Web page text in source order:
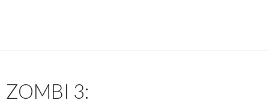
ZOMBI 3: